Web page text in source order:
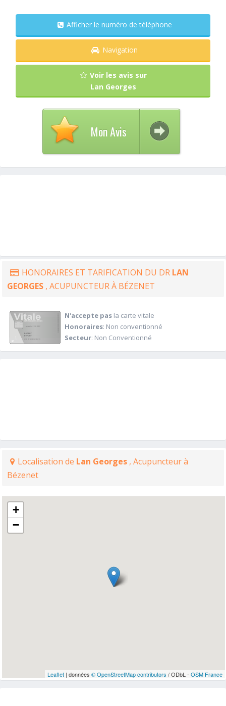
Afficher le numéro de téléphone
Navigation
Voir les avis sur
Lan Georges
Mon Avis
HONORAIRES ET TARIFICATION DU DR LAN
GEORGES , ACUPUNCTEUR À BÉZENET
N'accepte pasla carte vitale
Honoraires: Non conventionné
Secteur: Non Conventionné
Localisation de Lan Georges , Acupuncteur à
Bézenet
+
−
Leaflet| données © OpenStreetMap contributors / ODbL - OSM France